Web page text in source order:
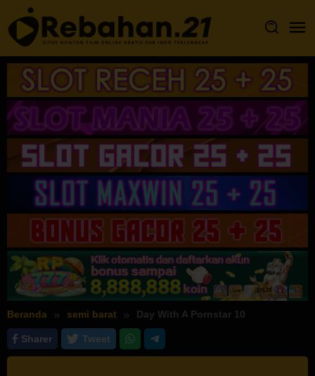
Loncat
ke
konten
Beranda semi barat Day With A Pornstar 10
Sharer Tweet